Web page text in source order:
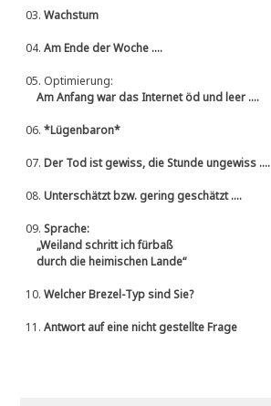
03.Wachstum
04.Am Ende der Woche ....
05. Optimierung:
Am Anfang war das Internet öd und leer ....
06.*Lügenbaron*
07.Der Tod ist gewiss, die Stunde ungewiss ....
08.Unterschätzt bzw. gering geschätzt ....
09.Sprache:
„Weiland schritt ich fürbaß
durch die heimischen Lande“
10.Welcher Brezel-Typ sind Sie?
11.Antwort auf eine nicht gestellte Frage